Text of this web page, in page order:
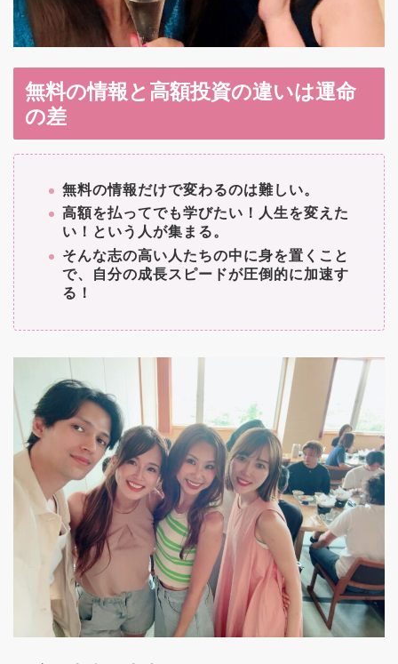
無料の情報と高額投資の違いは運命
の差
無料の情報だけで変わるのは難しい。
高額を払ってでも学びたい！人生を変えた
い！という人が集まる。
そんな志の高い人たちの中に身を置くこと
で、自分の成長スピードが圧倒的に加速す
る！